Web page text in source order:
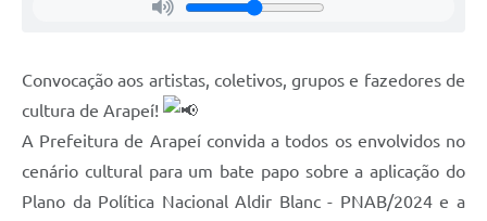
Telefones Úteis
Emprega
Agenda
Convocação aos artistas, coletivos, grupos e fazedores de
cultura de Arapeí!
A Prefeitura de Arapeí convida a todos os envolvidos no
cenário cultural para um bate papo sobre a aplicação do
Plano da Política Nacional Aldir Blanc - PNAB/2024 e a